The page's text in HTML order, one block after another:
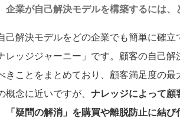
企業が自己解決モデルを構築するには、
己解決モデルをどの企業でも簡単に確
レッジジャーニー」です。顧客の自己
きことをまとめており、顧客満足度の
概念に近いですが、 ナレッジによって
「疑問の解消」を購買や離脱防止に結